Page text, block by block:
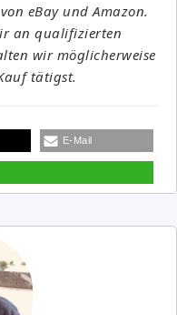
eBay und Amazon.
an qualifizierten
wir möglicherweise
tätigst.
E-Mail